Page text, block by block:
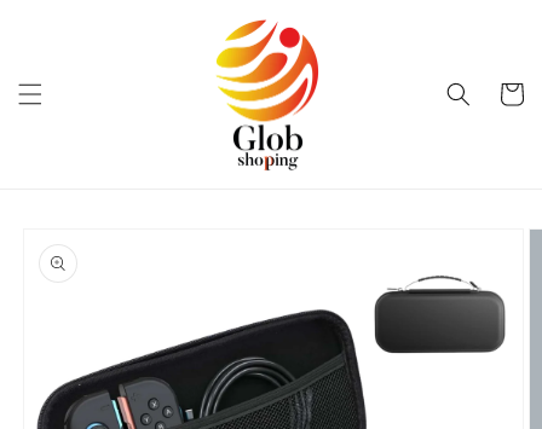
Carrito
a la
información